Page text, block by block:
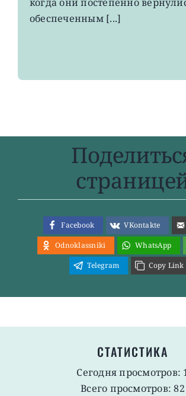
обеспеченным [...]
Facebook VKontakte
Odnoklassniki
WhatsApp
Telegram
Copy Link
СТАТИСТИКА
Сегодня просмотров:
Всего просмотров: 82